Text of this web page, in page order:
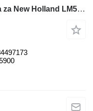
Maximus NCP1905 hladnjak ulja za New Holland LM5020 teleskopskog utovarivača